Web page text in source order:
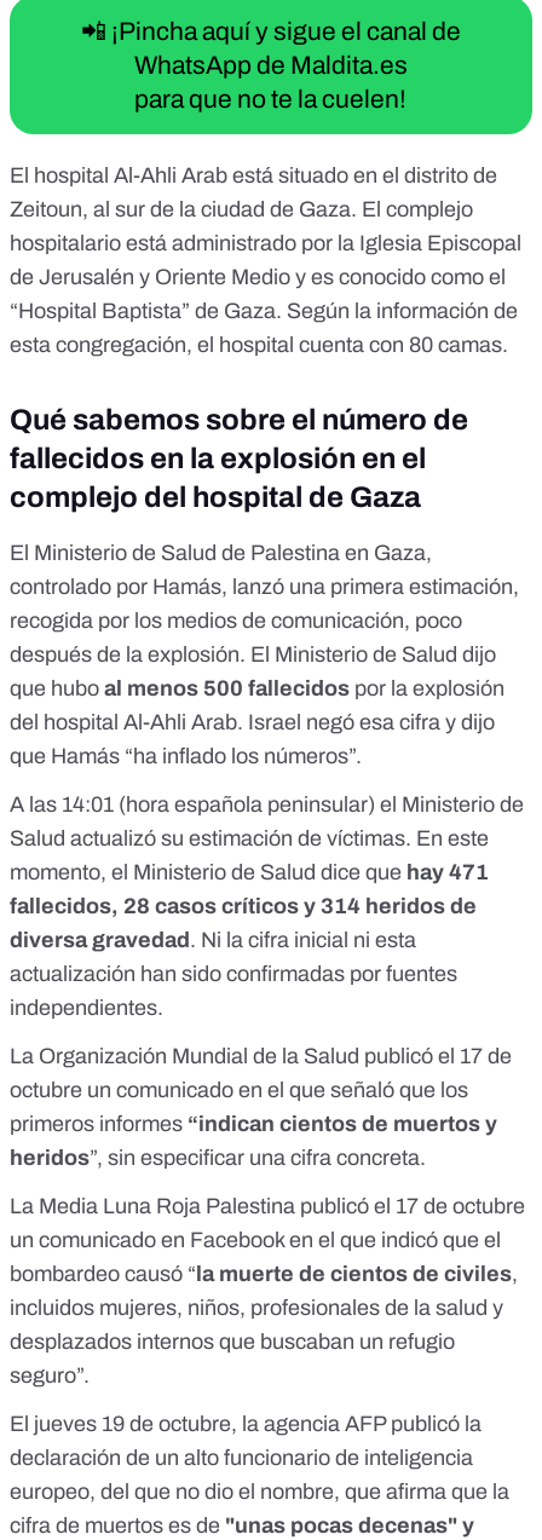
📲 ¡Pincha aquí y sigue el canal de
WhatsApp de Maldita.es
para que no te la cuelen!
El hospital Al-Ahli Arab está situado en el distrito de
Zeitoun, al sur de la ciudad de Gaza. El complejo
hospitalario está administrado por la Iglesia Episcopal
de Jerusalén y Oriente Medio y es conocido como el
“Hospital Baptista” de Gaza. Según la información de
esta congregación, el hospital cuenta con 80 camas.
Qué sabemos sobre el número de
fallecidos en la explosión en el
complejo del hospital de Gaza
El Ministerio de Salud de Palestina en Gaza,
controlado por Hamás, lanzó una primera estimación,
recogida por los medios de comunicación, poco
después de la explosión. El Ministerio de Salud dijo
que hubo al menos 500 fallecidos por la explosión
del hospital Al-Ahli Arab. Israel negó esa cifra y dijo
que Hamás “ha inflado los números”.
A las 14:01 (hora española peninsular) el Ministerio de
Salud actualizó su estimación de víctimas. En este
momento, el Ministerio de Salud dice que hay 471
fallecidos, 28 casos críticos y 314 heridos de
diversa gravedad . Ni la cifra inicial ni esta
actualización han sido confirmadas por fuentes
independientes.
La Organización Mundial de la Salud publicó el 17 de
octubre un comunicado en el que señaló que los
primeros informes “indican cientos de muertos y
heridos”, sin especificar una cifra concreta.
La Media Luna Roja Palestina publicó el 17 de octubre
un comunicado en Facebooken el que indicó que el
bombardeo causó “ la muerte de cientos de civiles,
incluidos mujeres, niños, profesionales de la salud y
desplazados internos que buscaban un refugio
seguro”.
El jueves 19 de octubre, la agencia AFP publicó la
declaración de un alto funcionario de inteligencia
europeo, del que no dio el nombre, que afirma que la
cifra de muertos es de "unas pocas decenas" y